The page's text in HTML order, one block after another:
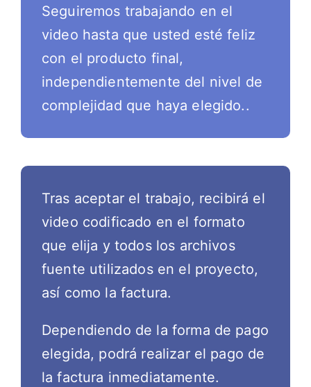
Seguiremos trabajando en el
video hasta que usted esté feliz
con el producto final,
independientemente del nivel de
complejidad que haya elegido..
Tras aceptar el trabajo, recibirá el
video codificado en el formato
que elija y todos los archivos
fuente utilizados en el proyecto,
así como la factura.
Dependiendo de la forma de pago
elegida, podrá realizar el pago de
la factura inmediatamente.